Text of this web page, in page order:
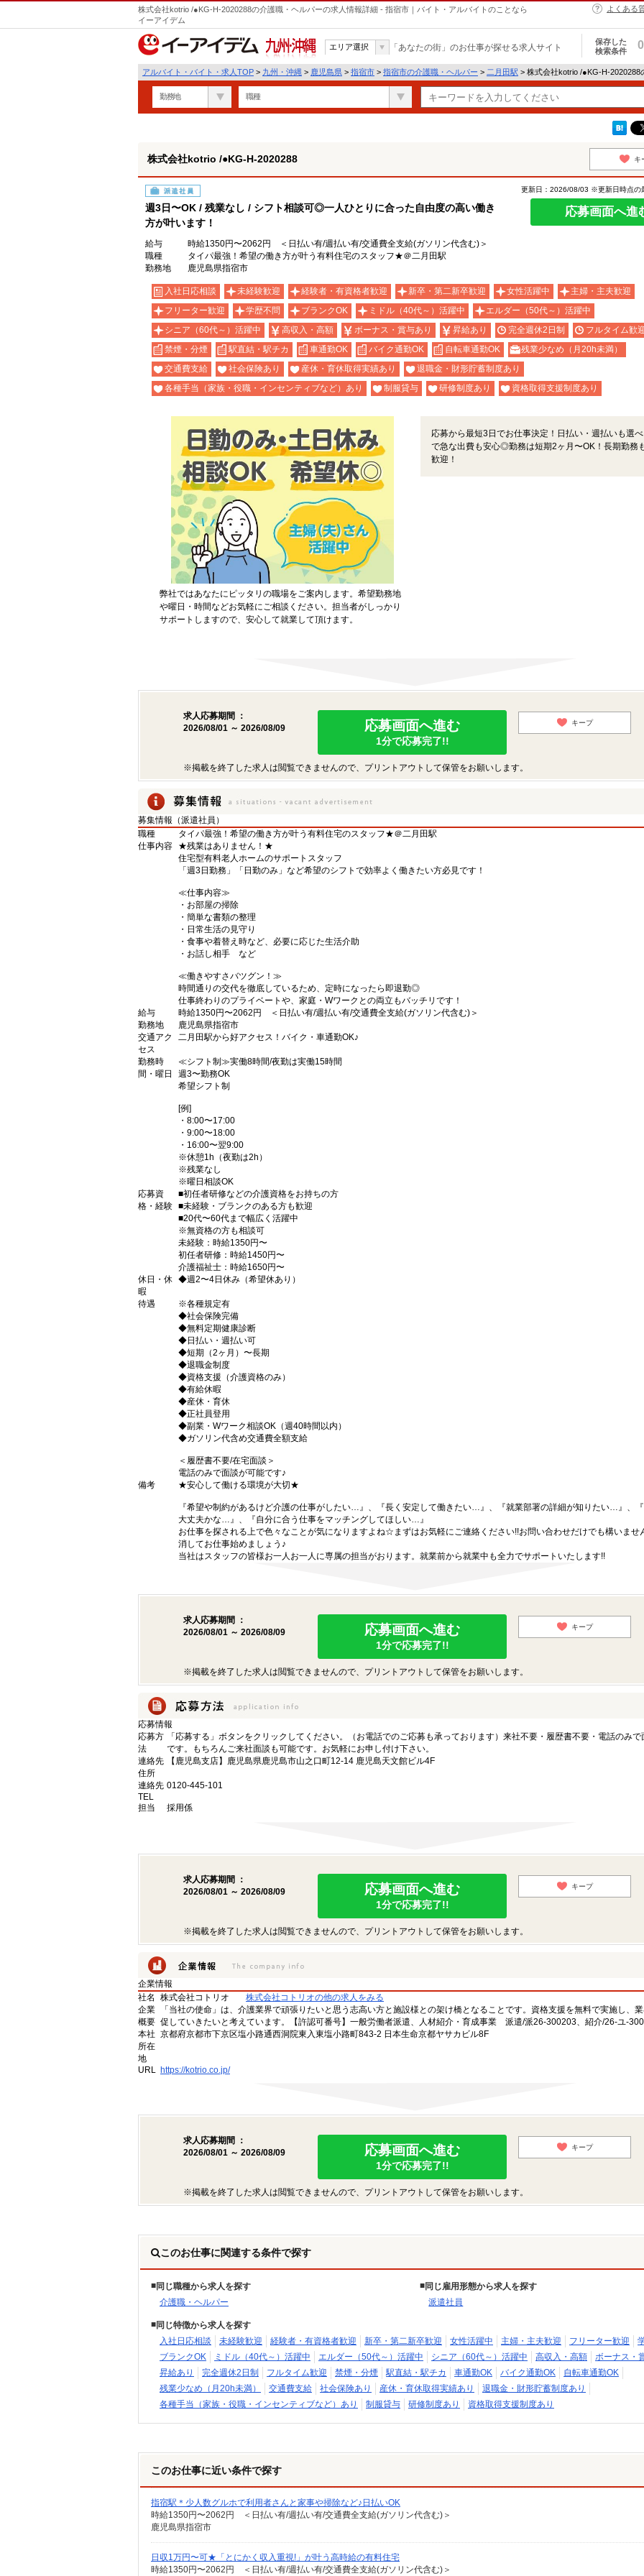
株式会社kotrio /●KG-H-2020288の介護職・ヘルパーの求人情報詳細 - 指宿市｜バイト・アルバイトのことなら
イーアイデム
よくある
九州・沖縄
エリア選択 「あなたの街」のお仕事が探せる求人サイト
保存した
検索条件
0
アルバイト・バイト・求人TOP > 九州・沖縄 > 鹿児島県 > 指宿市 > 指宿市の介護職・ヘルパー > 二月田駅 > 株式会社kotrio /●KG-H-2020288
勤務地 職種
株式会社kotrio /●KG-H-2020288 キ
派遣社員
週3日〜OK / 残業なし / シフト相談可◎一人ひとりに合った自由度の高い働き
方が叶います！
更新日：2026/08/03 ※更新日時点の
応募画面へ進
給与
時給1350円〜2062円 ＜日払い有/週払い有/交通費全支給(ガソリン代含む)＞
職種
タイパ最強！希望の働き方が叶う有料住宅のスタッフ★＠二月田駅
勤務地
鹿児島県指宿市
入社日応相談 未経験歓迎 経験者・有資格者歓迎 新卒・第二新卒歓迎 女性活躍中
主婦・主夫歓迎
フリーター歓迎
学歴不問 ブランクOK ミドル（40代～）活躍中
エルダー（50代～）活躍中
シニア（60代～）活躍中
高収入・高額 ボーナス・賞与あり 昇給あり 完全週休2日制
フルタイム歓
禁煙・分煙
駅直結・駅チカ 車通勤OK バイク通勤OK 自転車通勤OK
残業少なめ（月20h未満）
交通費支給
社会保険あり 産休・育休取得実績あり
退職金・財形貯蓄制度あり
各種手当（家族・役職・インセンティブなど）あり
制服貸与 研修制度あり 資格取得支援制度あり
弊社ではあなたにピッタリの職場をご案内します。希望勤務地
や曜日・時間などお気軽にご相談ください。担当者がしっかり
サポートしますので、安心して就業して頂けます。
応募から最短3日でお仕事決定！日払い・週払いも選
で急な出費も安心◎勤務は短期2ヶ月〜OK！長期勤務
歓迎！
求人応募期間 ：
2026/08/01 ～ 2026/08/09
応募画面へ進む
1分で応募完了!!
キープ
※掲載を終了した求人は閲覧できませんので、プリントアウトして保管をお願いします。
募集情報（派遣社員）
職種
タイパ最強！希望の働き方が叶う有料住宅のスタッフ★＠二月田駅
仕事内容
★残業はありません！★
住宅型有料老人ホームのサポートスタッフ
「週3日勤務」「日勤のみ」など希望のシフトで効率よく働きたい方必見です！
≪仕事内容≫
・お部屋の掃除
・簡単な書類の整理
・日常生活の見守り
・食事や着替え時など、必要に応じた生活介助
・お話し相手 など
≪働きやすさバツグン！≫
時間通りの交代を徹底しているため、定時になったら即退勤◎
仕事終わりのプライベートや、家庭・Wワークとの両立もバッチリです！
給与
時給1350円〜2062円 ＜日払い有/週払い有/交通費全支給(ガソリン代含む)＞
勤務地
鹿児島県指宿市
交通アク
セス
二月田駅から好アクセス！バイク・車通勤OK♪
勤務時
間・曜日
≪シフト制≫実働8時間/夜勤は実働15時間
週3〜勤務OK
希望シフト制
[例]
・8:00〜17:00
・9:00〜18:00
・16:00〜翌9:00
※休憩1h（夜勤は2h）
※残業なし
※曜日相談OK
応募資
格・経験
■初任者研修などの介護資格をお持ちの方
■未経験・ブランクのある方も歓迎
■20代〜60代まで幅広く活躍中
※無資格の方も相談可
未経験：時給1350円〜
初任者研修：時給1450円〜
介護福祉士：時給1650円〜
休日・休
暇
◆週2〜4日休み（希望休あり）
待遇
※各種規定有
◆社会保険完備
◆無料定期健康診断
◆日払い・週払い可
◆短期（2ヶ月）〜長期
◆退職金制度
◆資格支援（介護資格のみ）
◆有給休暇
◆産休・育休
◆正社員登用
◆副業・Wワーク相談OK（週40時間以内）
◆ガソリン代含め交通費全額支給
＜履歴書不要/在宅面談＞
電話のみで面談が可能です♪
備考
★安心して働ける環境が大切★
『希望や制約があるけど介護の仕事がしたい…』、『長く安定して働きたい…』、『就業部署の詳細が知りたい…』、
大丈夫かな…』、『自分に合う仕事をマッチングしてほしい…』
お仕事を探される上で色々なことが気になりますよね☆まずはお気軽にご連絡ください!!お問い合わせだけでも構いませ
消してお仕事始めましょう♪
当社はスタッフの皆様お一人お一人に専属の担当がおります。就業前から就業中も全力でサポートいたします!!
求人応募期間 ：
2026/08/01 ～ 2026/08/09
応募画面へ進む
1分で応募完了!!
キープ
※掲載を終了した求人は閲覧できませんので、プリントアウトして保管をお願いします。
応募情報
応募方
法
「応募する」ボタンをクリックしてください。（お電話でのご応募も承っております）来社不要・履歴書不要・電話のみで
です。もちろんご来社面談も可能です。お気軽にお申し付け下さい。
連絡先
住所
【鹿児島支店】鹿児島県鹿児島市山之口町12-14 鹿児島天文館ビル4F
連絡先
TEL
0120-445-101
担当 採用係
求人応募期間 ：
2026/08/01 ～ 2026/08/09
応募画面へ進む
1分で応募完了!!
キープ
※掲載を終了した求人は閲覧できませんので、プリントアウトして保管をお願いします。
企業情報
社名
株式会社コトリオ
株式会社コトリオの他の求人をみる
企業
概要
「当社の使命」は、介護業界で頑張りたいと思う志高い方と施設様との架け橋となることです。資格支援を無料で実施し、
促していきたいと考えています。【許認可番号】一般労働者派遣、人材紹介・育成事業 派遣/派26-300203、紹介/26-ユ-
本社
所在
地
京都府京都市下京区塩小路通西洞院東入東塩小路町843-2 日本生命京都ヤサカビル8F
URL https://kotrio.co.jp/
求人応募期間 ：
2026/08/01 ～ 2026/08/09
応募画面へ進む
1分で応募完了!!
キープ
※掲載を終了した求人は閲覧できませんので、プリントアウトして保管をお願いします。
このお仕事に関連する条件で探す
同じ職種から求人を探す
介護職・ヘルパー
同じ雇用形態から求人を探す
派遣社員
同じ特徴から求人を探す
入社日応相談
未経験歓迎 経験者・有資格者歓迎 新卒・第二新卒歓迎 女性活躍中 主婦・主夫歓迎 フリーター歓迎
ブランクOK
ミドル（40代～）活躍中 エルダー（50代～）活躍中 シニア（60代～）活躍中 高収入・高額
ボーナス・
昇給あり
完全週休2日制 フルタイム歓迎 禁煙・分煙 駅直結・駅チカ 車通勤OK バイク通勤OK
自転車通勤OK
残業少なめ（月20h未満）
交通費支給 社会保険あり 産休・育休取得実績あり
退職金・財形貯蓄制度あり
各種手当（家族・役職・インセンティブなど）あり
制服貸与 研修制度あり 資格取得支援制度あり
このお仕事に近い条件で探す
指宿駅＊少人数グルホで利用者さんと家事や掃除など♪日払いOK
時給1350円〜2062円 ＜日払い有/週払い有/交通費全支給(ガソリン代含む)＞
鹿児島県指宿市
日収1万円〜可★「とにかく収入重視!」が叶う高時給の有料住宅
時給1350円〜2062円 ＜日払い有/週払い有/交通費全支給(ガソリン代含む)＞